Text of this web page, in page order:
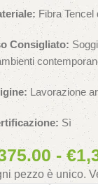
Fibra Tencel
Consigliato:
Lavorazione
Sì
- €
pezzo è unico.